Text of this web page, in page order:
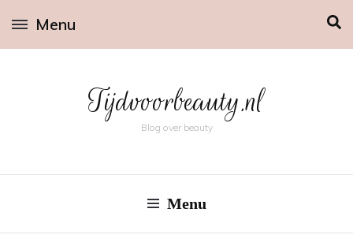
Menu
Tijdvoorbeauty.nl
Blog over beauty
Menu